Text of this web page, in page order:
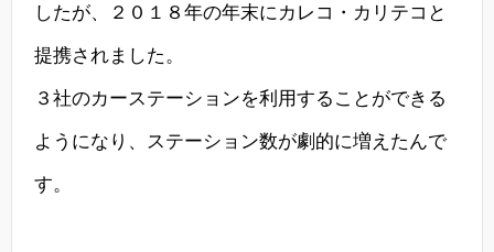
したが、２０１８年の年末にカレコ・カリテコと
提携されました。
３社のカーステーションを利用することができる
ようになり、ステーション数が劇的に増えたんで
す。